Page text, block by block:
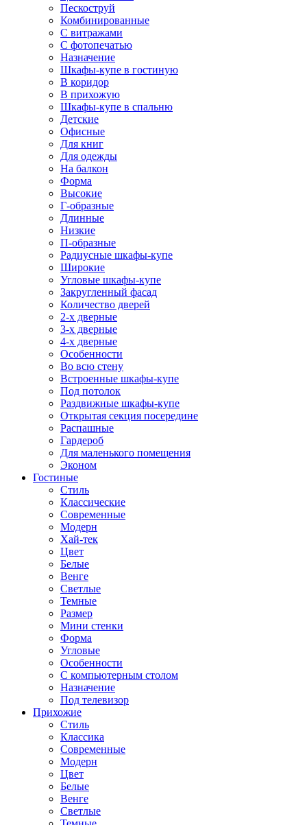
Пескоструй
Комбинированные
С витражами
С фотопечатью
Назначение
Шкафы-купе в гостиную
В коридор
В прихожую
Шкафы-купе в спальню
Детские
Офисные
Для книг
Для одежды
На балкон
Форма
Высокие
Г-образные
Длинные
Низкие
П-образные
Радиусные шкафы-купе
Широкие
Угловые шкафы-купе
Закругленный фасад
Количество дверей
2-х дверные
3-х дверные
4-х дверные
Особенности
Во всю стену
Встроенные шкафы-купе
Под потолок
Раздвижные шкафы-купе
Открытая секция посередине
Распашные
Гардероб
Для маленького помещения
Эконом
Гостиные
Стиль
Классические
Современные
Модерн
Хай-тек
Цвет
Белые
Венге
Светлые
Темные
Размер
Мини стенки
Форма
Угловые
Особенности
С компьютерным столом
Назначение
Под телевизор
Прихожие
Стиль
Классика
Современные
Модерн
Цвет
Белые
Венге
Светлые